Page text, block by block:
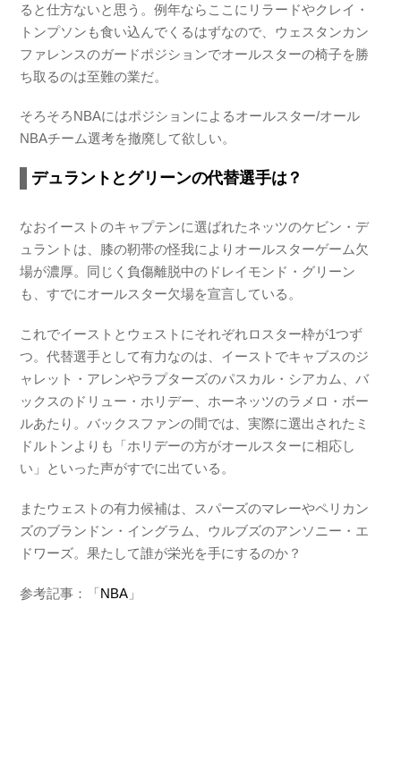
ると仕方ないと思う。例年ならここにリラードやクレイ・
トンプソンも食い込んでくるはずなので、ウェスタンカン
ファレンスのガードポジションでオールスターの椅子を勝
ち取るのは至難の業だ。
そろそろNBAにはポジションによるオールスター/オール
NBAチーム選考を撤廃して欲しい。
デュラントとグリーンの代替選手は？
なおイーストのキャプテンに選ばれたネッツのケビン・デ
ュラントは、膝の靭帯の怪我によりオールスターゲーム欠
場が濃厚。同じく負傷離脱中のドレイモンド・グリーン
も、すでにオールスター欠場を宣言している。
これでイーストとウェストにそれぞれロスター枠が1つず
つ。代替選手として有力なのは、イーストでキャブスのジ
ャレット・アレンやラプターズのパスカル・シアカム、バ
ックスのドリュー・ホリデー、ホーネッツのラメロ・ボー
ルあたり。バックスファンの間では、実際に選出されたミ
ドルトンよりも「ホリデーの方がオールスターに相応し
い」といった声がすでに出ている。
またウェストの有力候補は、スパーズのマレーやペリカン
ズのブランドン・イングラム、ウルブズのアンソニー・エ
ドワーズ。果たして誰が栄光を手にするのか？
参考記事：「NBA 」